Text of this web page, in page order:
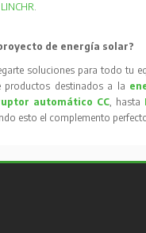
LINCHR.
de energía solar?
soluciones para todo tu
productos destinados a la
automático CC, hasta
esto el complemento